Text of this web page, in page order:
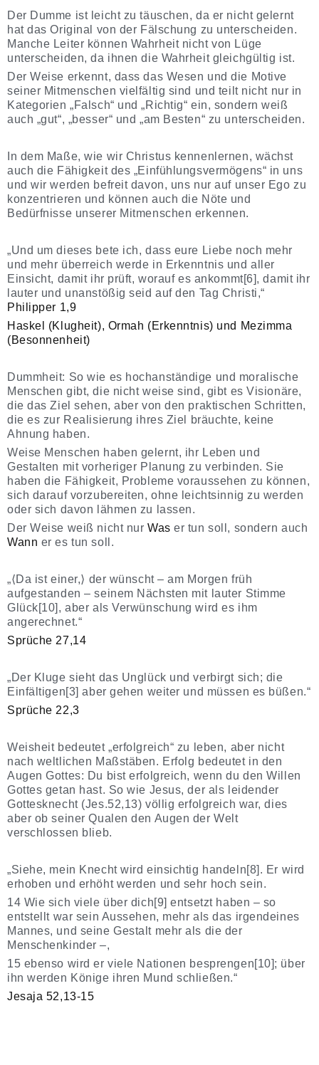
Der Dumme ist leicht zu täuschen, da er nicht gelernt
hat das Original von der Fälschung zu unterscheiden.
Manche Leiter können Wahrheit nicht von Lüge
unterscheiden, da ihnen die Wahrheit gleichgültig ist.
Der Weise erkennt, dass das Wesen und die Motive
seiner Mitmenschen vielfältig sind und teilt nicht nur in
Kategorien „Falsch“ und „Richtig“ ein, sondern weiß
auch „gut“, „besser“ und „am Besten“ zu unterscheiden.
In dem Maße, wie wir Christus kennenlernen, wächst
auch die Fähigkeit des „Einfühlungsvermögens“ in uns
und wir werden befreit davon, uns nur auf unser Ego zu
konzentrieren und können auch die Nöte und
Bedürfnisse unserer Mitmenschen erkennen.
„Und um dieses bete ich, dass eure Liebe noch mehr
und mehr überreich werde in Erkenntnis und aller
Einsicht, damit ihr prüft, worauf es ankommt[6], damit ihr
lauter und unanstößig seid auf den Tag Christi,“
Philipper 1,9
Haskel (Klugheit), Ormah (Erkenntnis) und Mezimma
(Besonnenheit)
Dummheit: So wie es hochanständige und moralische
Menschen gibt, die nicht weise sind, gibt es Visionäre,
die das Ziel sehen, aber von den praktischen Schritten,
die es zur Realisierung ihres Ziel bräuchte, keine
Ahnung haben.
Weise Menschen haben gelernt, ihr Leben und
Gestalten mit vorheriger Planung zu verbinden. Sie
haben die Fähigkeit, Probleme voraussehen zu können,
sich darauf vorzubereiten, ohne leichtsinnig zu werden
oder sich davon lähmen zu lassen.
Der Weise weiß nicht nur Waser tun soll, sondern auch
Wann er es tun soll.
„⟨Da ist einer,⟩ der wünscht – am Morgen früh
aufgestanden – seinem Nächsten mit lauter Stimme
Glück[10], aber als Verwünschung wird es ihm
angerechnet.“
Sprüche 27,14
„Der Kluge sieht das Unglück und verbirgt sich; die
Einfältigen[3] aber gehen weiter und müssen es büßen.“
Sprüche 22,3
Weisheit bedeutet „erfolgreich“ zu leben, aber nicht
nach weltlichen Maßstäben. Erfolg bedeutet in den
Augen Gottes: Du bist erfolgreich, wenn du den Willen
Gottes getan hast. So wie Jesus, der als leidender
Gottesknecht (Jes.52,13) völlig erfolgreich war, dies
aber ob seiner Qualen den Augen der Welt
verschlossen blieb.
„Siehe, mein Knecht wird einsichtig handeln[8]. Er wird
erhoben und erhöht werden und sehr hoch sein.
14 Wie sich viele über dich[9] entsetzt haben – so
entstellt war sein Aussehen, mehr als das irgendeines
Mannes, und seine Gestalt mehr als die der
Menschenkinder –,
15 ebenso wird er viele Nationen besprengen[10]; über
ihn werden Könige ihren Mund schließen.“
Jesaja 52,13-15